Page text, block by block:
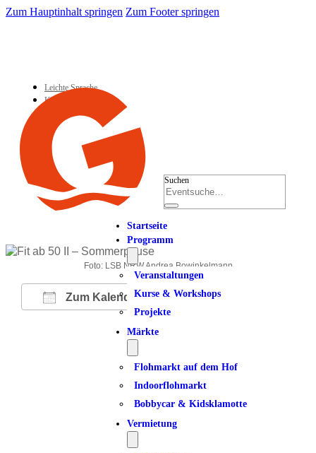
Zum Hauptinhalt springen Zum Footer springen
Leichte Sprache
Kontakt
Suchen
Startseite
Programm
Veranstaltungen
Kurse & Workshops
Projekte
Märkte
Flohmarkt auf dem Hof
Indoorflohmarkt
Bobbycar & Kidsklamotte
Vermietung
Foto: LSB NRW Andrea Bowinkelmann
Zum Kalender hinzufügen
ICS herunterladen
Google Kalender
iCalendarOffice 365